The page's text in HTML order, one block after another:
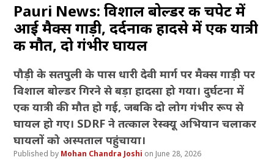
Pauri News: विशाल बोल्डर की चपेट में
आई मैक्स गाड़ी, दर्दनाक हादसे में एक यात्री
की मौत, दो गंभीर घायल
पौड़ी के सतपुली के पास धारी देवी मार्ग पर मैक्स गाड़ी पर
विशाल बोल्डर गिरने से बड़ा हादसा हो गया। दुर्घटना में
एक यात्री की मौत हो गई, जबकि दो लोग गंभीर रूप से
घायल हो गए। SDRF ने तत्काल रेस्क्यू अभियान चलाकर
घायलों को अस्पताल पहुंचाया।
Mohan Chandra Joshi June 28, 2026